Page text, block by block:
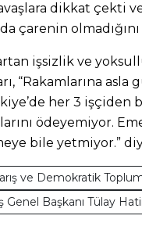
dikkat çekti ve
çarenin
işsizlik ve
“Rakamlarına
her 3 işçiden
ödeyemiyor.
bile yetmiyor.”
ve Demokratik
Genel Başkanı Tülay